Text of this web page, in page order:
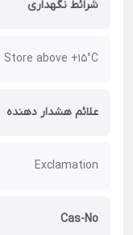
شرائط نگهداری
Store above +15°C
علائم هشدار دهنده
Exclamation
Cas-No